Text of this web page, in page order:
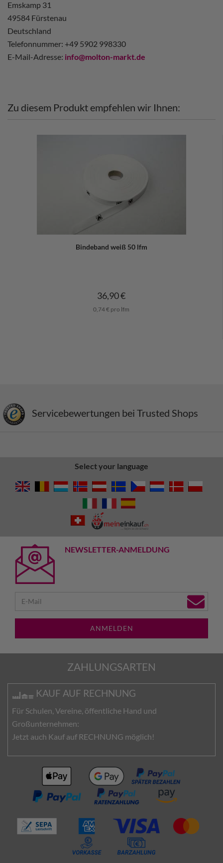
Emskamp 31
49584 Fürstenau
Deutschland
Telefonnummer: +49 5902 998330
E-Mail-Adresse: info@molton-markt.de
Zu diesem Produkt empfehlen wir Ihnen:
Bindeband weiß 50 lfm
36,90 €
0,74 € pro lfm
Servicebewertungen bei Trusted Shops
Select your language
NEWSLETTER-ANMELDUNG
ANMELDEN
ZAHLUNGSARTEN
KAUF AUF RECHNUNG
Für Schulen, Vereine, öffentliche Hand und
Großunternehmen:
Jetzt auch Kauf auf RECHNUNG möglich!